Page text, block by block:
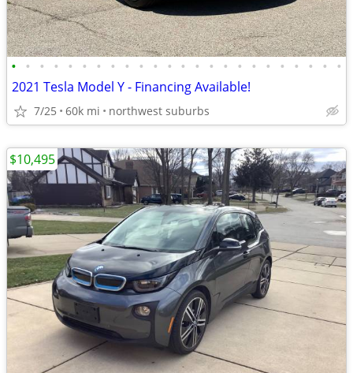
• • • • • • • • • • • • • • • • • • • • • • • •
2021 Tesla Model Y - Financing Available!
7/25 60k mi northwest suburbs
$10,495